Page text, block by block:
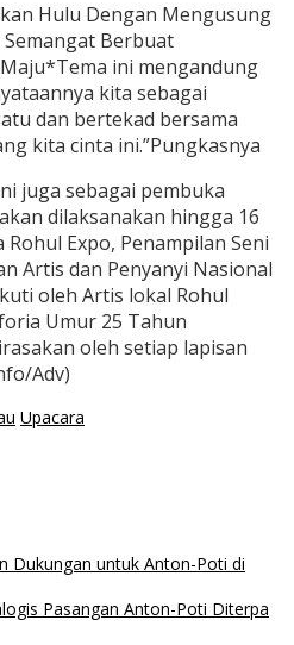
Hulu Dengan Mengusung
Berbuat
ini mengandung
kita sebagai
dan bertekad bersama
kita cinta ini.”Pungkasnya
juga sebagai pembuka
dilaksanakan hingga 16
Expo, Penampilan Seni
Artis dan Penyanyi Nasional
oleh Artis lokal Rohul
Umur 25 Tahun
oleh setiap lapisan
Adv)
Upacara
Dukungan untuk Anton-Poti di
Pasangan Anton-Poti Diterpa